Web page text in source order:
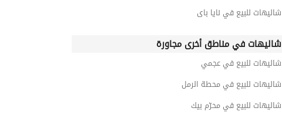
شاليهات للبيع في نايا باى
شاليهات في مناطق أخرى مجاورة
شاليهات للبيع في عجمي
شاليهات للبيع في محطة الرمل
شاليهات للبيع في محرّم بيك